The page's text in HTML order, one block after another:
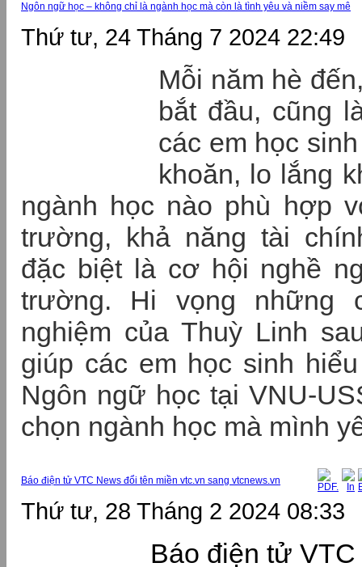
Ngôn ngữ học – không chỉ là ngành học mà còn là tình yêu và niềm say mê
Thứ tư, 24 Tháng 7 2024 22:49
Mỗi năm hè
bắt đầu, cũng
các em học
khoăn, lo lắng
ngành học nào phù hợp
trường, khả năng tài
đặc biệt là cơ hội nghề
trường. Hi vọng những
nghiệm của Thuỳ Linh
giúp các em học sinh
Ngôn ngữ học tại VNU-
chọn ngành học mà mình
Báo điện tử VTC News đổi tên miền vtc.vn sang vtcnews.vn
Thứ tư, 28 Tháng 2 2024 08:33
Báo điện tử